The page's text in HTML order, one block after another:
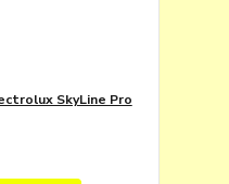
SkyLine Pro